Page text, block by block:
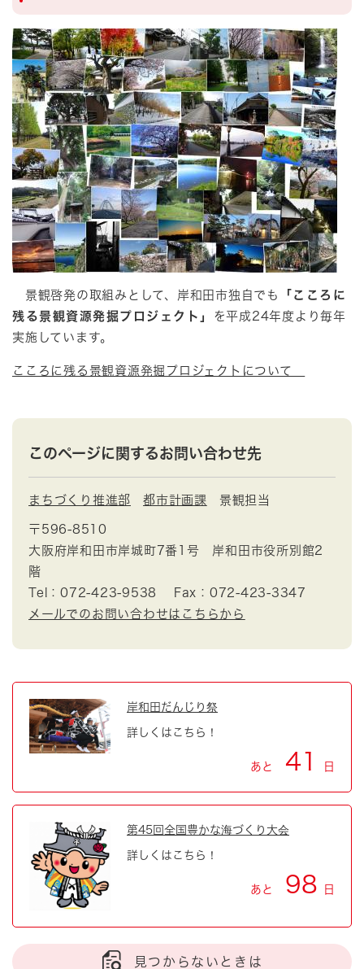
景観啓発の取組みとして、岸和田市独自でも
「こころに
残る景観資源発掘プロジェクト」 を平成24年度より毎年
実施しています。
こころに残る景観資源発掘プロジェクトについて
このページに関するお問い合わせ先
まちづくり推進部 都市計画課 景観担当
〒596-8510
大阪府岸和田市岸城町7番1号 岸和田市役所別館2
階
Tel：072-423-9538
Fax：072-423-3347
メールでのお問い合わせはこちらから
岸和田だんじり祭
詳しくはこちら！
あと 41 日
第45回全国豊かな海づくり大会
詳しくはこちら！
あと 98 日
見つからないときは